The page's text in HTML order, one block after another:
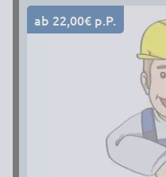
ab 22,00€ p.P.